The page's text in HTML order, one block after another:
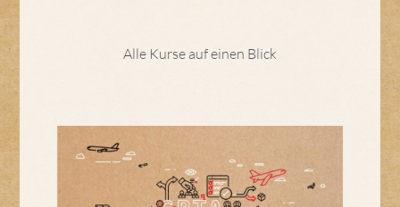
Alle Kurse auf einen Blick